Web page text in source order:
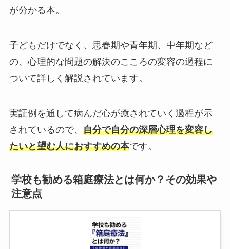
が分かる本。
子どもだけでなく、思春期や青年期、中年期など
の、心理的な問題の解決のこころの変容の過程に
ついて詳しく解説されています。
実証例を通して病んだ心が癒されていく過程が示
されているので、 自分で自分の深層心理を変容し
たいと望む人におすすめの本です。
学校も勧める箱庭療法とは何か？その効果や
注意点